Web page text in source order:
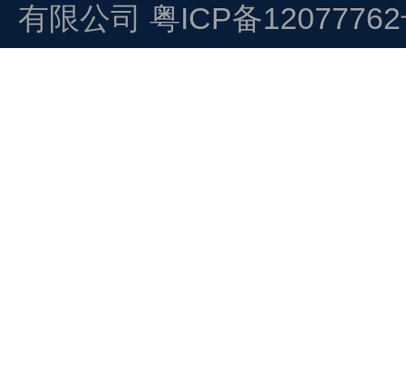
有限公司 粤ICP备